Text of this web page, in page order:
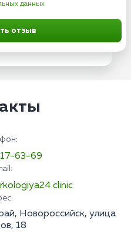
данных
отзыв
63-69
Новороссийск, улица
18